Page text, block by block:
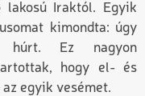
Iraktól. Egyik
kimondta: úgy
Ez nagyon
hogy el- és
egyik vesémet.